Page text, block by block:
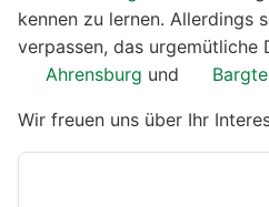
kennen zu lernen. Allerdings
verpassen, das urgemütliche
Ahrensburg und
Wir freuen uns über Ihr